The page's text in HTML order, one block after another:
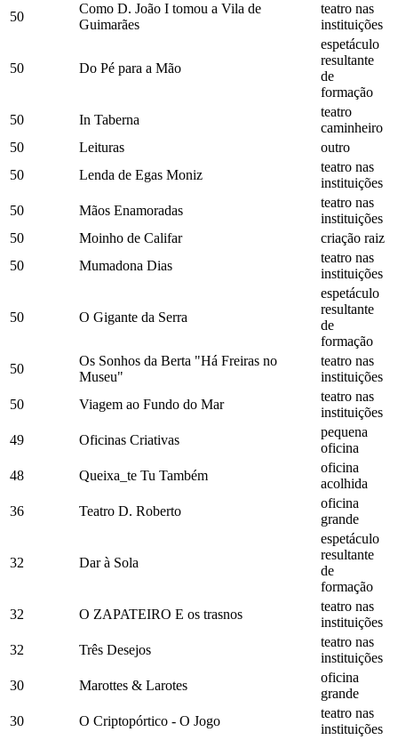
50
Como D. João I tomou a Vila de
Guimarães
teatro nas
instituições
50 Do Pé para a Mão
espetáculo
resultante
de
formação
50
In Taberna
teatro
caminheiro
50
Leituras
outro
50
Lenda de Egas Moniz
teatro nas
instituições
50
Mãos Enamoradas
teatro nas
instituições
50
Moinho de Califar
criação raiz
50
Mumadona Dias
teatro nas
instituições
50 O Gigante da Serra
espetáculo
resultante
de
formação
50
Os Sonhos da Berta "Há Freiras no
Museu"
teatro nas
instituições
50
Viagem ao Fundo do Mar
teatro nas
instituições
49
Oficinas Criativas
pequena
oficina
48
Queixa_te Tu Também
oficina
acolhida
36
Teatro D. Roberto
oficina
grande
32 Dar à Sola
espetáculo
resultante
de
formação
32
O ZAPATEIRO E os trasnos
teatro nas
instituições
32
Três Desejos
teatro nas
instituições
30
Marottes & Larotes
oficina
grande
30
O Criptopórtico - O Jogo
teatro nas
instituições